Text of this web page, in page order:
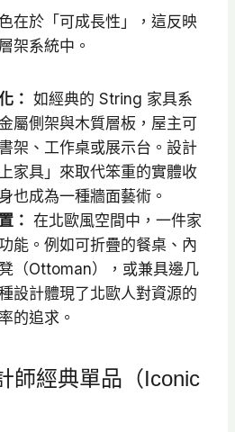
在於「可成長性」，這反映
架系統中。
： 如經典的 String 家具系
屬側架與木質層板，屋主可
架、工作桌或展示台。設計
家具」來取代笨重的實體收
也成為一種牆面藝術。
： 在北歐風空間中，一件家
能。例如可折疊的餐桌、內
（Ottoman），或兼具邊几
設計體現了北歐人對資源的
的追求。
師經典單品（Iconic